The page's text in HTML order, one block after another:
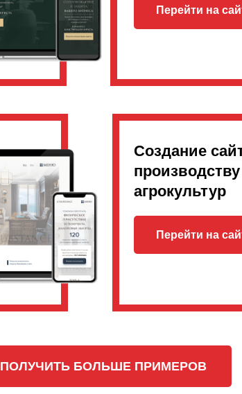
Перейти на
Создание
агрокультур
Перейти на
ПОЛУЧИТЬ БОЛЬШЕ ПРИМЕРОВ